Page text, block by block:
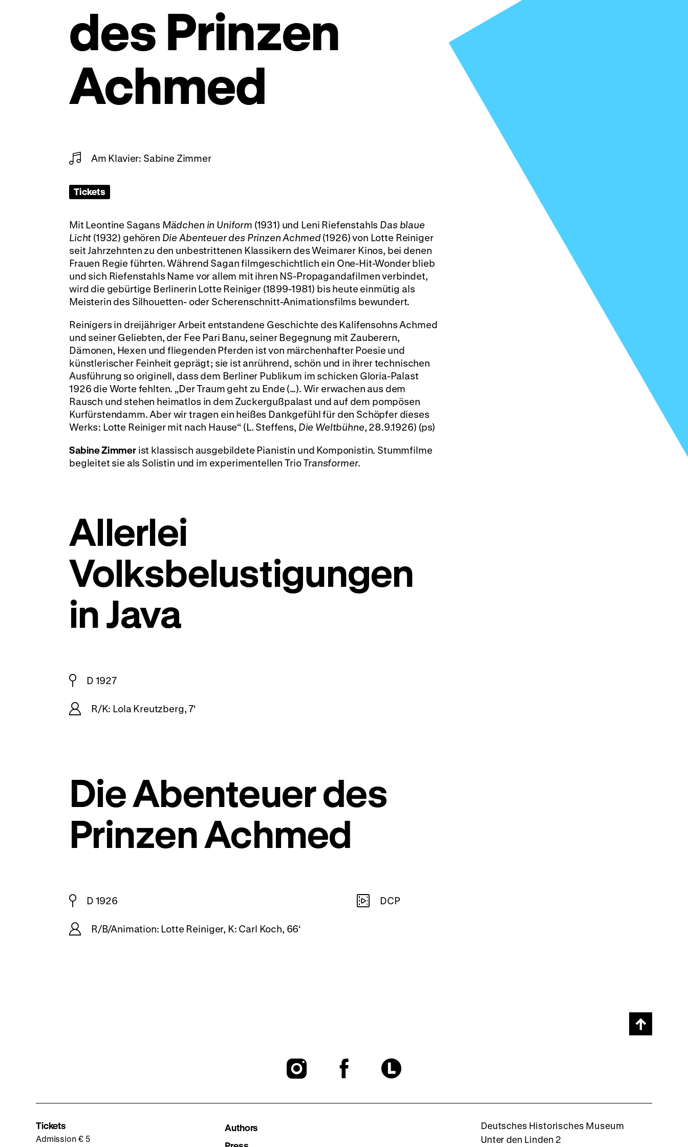
des Prinzen
Achmed
Am Klavier: Sabine Zimmer
Tickets
Mit Leontine Sagans Mädchen in Uniform (1931) und Leni Riefenstahls Das blaue
Licht (1932) gehören Die Abenteuer des Prinzen Achmed (1926) von Lotte Reiniger
seit Jahrzehnten zu den unbestrittenen Klassikern des Weimarer Kinos, bei denen
Frauen Regie führten. Während Sagan filmgeschichtlich ein One-Hit-Wonder blieb
und sich Riefenstahls Name vor allem mit ihren NS-Propagandafilmen verbindet,
wird die gebürtige Berlinerin Lotte Reiniger (1899-1981) bis heute einmütig als
Meisterin des Silhouetten- oder Scherenschnitt-Animationsfilms bewundert.
Reinigers in dreijähriger Arbeit entstandene Geschichte des Kalifensohns Achmed
und seiner Geliebten, der Fee Pari Banu, seiner Begegnung mit Zauberern,
Dämonen, Hexen und fliegenden Pferden ist von märchenhafter Poesie und
künstlerischer Feinheit geprägt; sie ist anrührend, schön und in ihrer technischen
Ausführung so originell, dass dem Berliner Publikum im schicken Gloria-Palast
1926 die Worte fehlten. „Der Traum geht zu Ende (…). Wir erwachen aus dem
Rausch und stehen heimatlos in dem Zuckergußpalast und auf dem pompösen
Kurfürstendamm. Aber wir tragen ein heißes Dankgefühl für den Schöpfer dieses
Werks: Lotte Reiniger mit nach Hause“ (L. Steffens, Die Weltbühne, 28.9.1926) (ps)
Sabine Zimmerist klassisch ausgebildete Pianistin und Komponistin. Stummfilme
begleitet sie als Solistin und im experimentellen TrioTransformer.
Allerlei
Volksbelustigungen
in Java
D 1927
R/K: Lola Kreutzberg, 7‘
Die Abenteuer des
Prinzen Achmed
D 1926 DCP
R/B/Animation: Lotte Reiniger, K: Carl Koch, 66‘
Scroll
page
To
To
To
Letterboxd
Tickets
Admission € 5
Authors
Deutsches Historisches Museum
Unter den Linden 2